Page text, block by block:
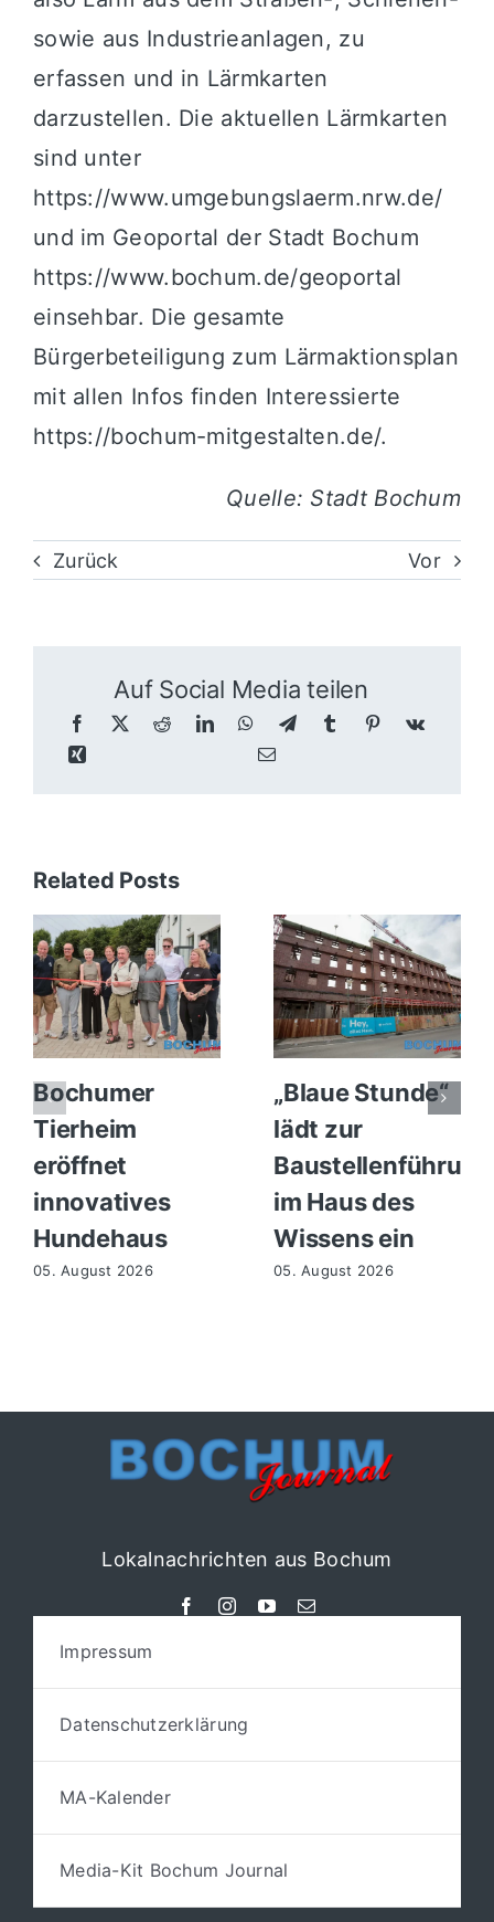
sowie aus Industrieanlagen, zu
erfassen und in Lärmkarten
darzustellen. Die aktuellen Lärmkarten
sind unter
https://www.umgebungslaerm.nrw.de/
und im Geoportal der Stadt Bochum
https://www.bochum.de/geoportal
einsehbar. Die gesamte
Bürgerbeteiligung zum Lärmaktionsplan
mit allen Infos finden Interessierte
https://bochum-mitgestalten.de/.
Quelle: Stadt Bochum
Zurück Vor
Auf Social Media teilen
Related Posts
Bochumer
Tierheim
eröffnet
innovatives
Hundehaus
05. August 2026
„Blaue Stunde“
lädt zur
Baustellenführung
im Haus des
Wissens ein
05. August 2026
Lokalnachrichten aus Bochum
Impressum
Datenschutzerklärung
MA-Kalender
Media-Kit Bochum Journal